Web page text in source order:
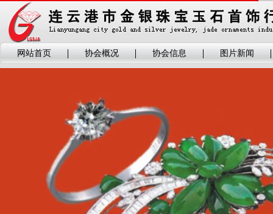
网站首页 协会概况 协会信息 图片新闻